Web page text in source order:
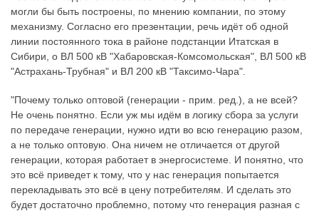
могли бы быть построены, по мнению компании, по этому
механизму. Согласно его презентации, речь идёт об одной
линии постоянного тока в районе подстанции Итатская в
Сибири, о ВЛ 500 кВ "Хабаровская-Комсомольская", ВЛ 500 кВ
"Астрахань-Трубная" и ВЛ 200 кВ "Таксимо-Чара".
"Почему только оптовой (генерации - прим. ред.), а не всей?
Не очень понятно. Если уж мы идём в логику сбора за услуги
по передаче генерации, нужно идти во всю генерацию разом,
а не только оптовую. Она ничем не отличается от другой
генерации, которая работает в энергосистеме. И понятно, что
это всё приведет к тому, что у нас генерация попытается
перекладывать это всё в цену потребителям. И сделать это
будет достаточно проблемно, потому что генерация разная с